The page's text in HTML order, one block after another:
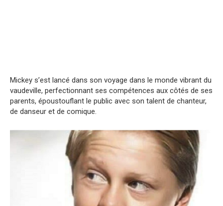
Mickey s’est lancé dans son voyage dans le monde vibrant du
vaudeville, perfectionnant ses compétences aux côtés de ses
parents, époustouflant le public avec son talent de chanteur,
de danseur et de comique.